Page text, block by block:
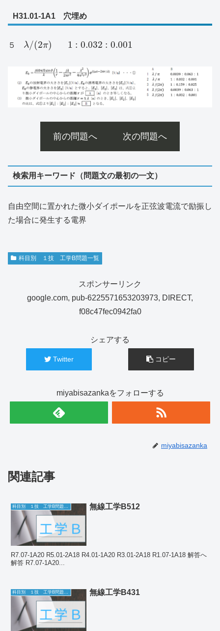
H31.01-1A1 穴埋め
５ λ/(2π) 1 : 0.032 : 0.001
前の問題へ 次の問題へ
検索用キーワード（問題文の最初の一文）
自由空間に置かれた微小ダイポールを正弦波電流で励振し
た場合に発生する電界
科目別 １技 工学B問題一覧
スポンサーリンク
google.com, pub-6225571653203973, DIRECT,
f08c47fec0942fa0
シェアする
Twitter コピー
miyabisazankaをフォローする
miyabisazanka
関連記事
無線工学B512
R7.07-1A20 R5.01-2A18 R4.01-1A20 R3.01-2A18 R1.07-1A18 解答へ
解答 R7.07-1A20...
科目別 １技 工学B問題一覧 無線工学B431